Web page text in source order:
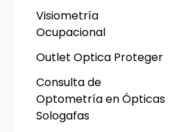
Visiometría
Ocupacional
Outlet Optica Proteger
Consulta de
Optometría en Ópticas
Sologafas